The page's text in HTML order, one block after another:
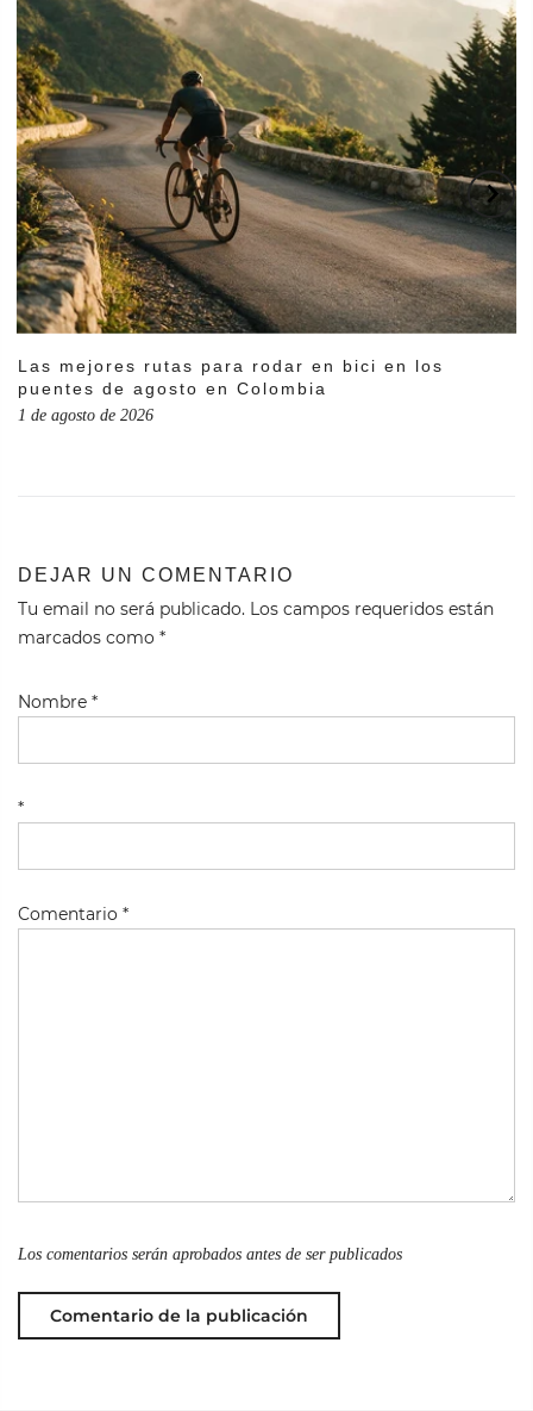
Las mejores rutas para rodar en bici en los
puentes de agosto en Colombia
1 de agosto de 2026
DEJAR UN COMENTARIO
Tu email no será publicado. Los campos requeridos están
marcados como *
Nombre *
*
Comentario *
Los comentarios serán aprobados antes de ser publicados